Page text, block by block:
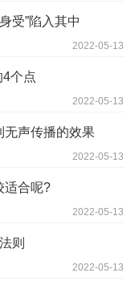
受”陷入其中
2022-05-13
4个点
2022-05-13
无声传播的效果
2022-05-13
适合呢?
2022-05-13
则
2022-05-13